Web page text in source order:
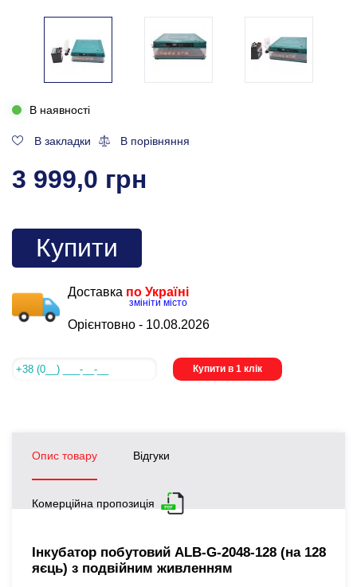
В наявності
В закладки В порівняння
3 999,0 грн
Купити
Доставка по Україні
змініти місто
Орієнтовно - 10.08.2026
Купити в 1 клік
Опис товару Відгуки
Комерційна пропозиція
Інкубатор побутовий ALB-G-2048-128 (на 128
яєць) з подвійним живленням